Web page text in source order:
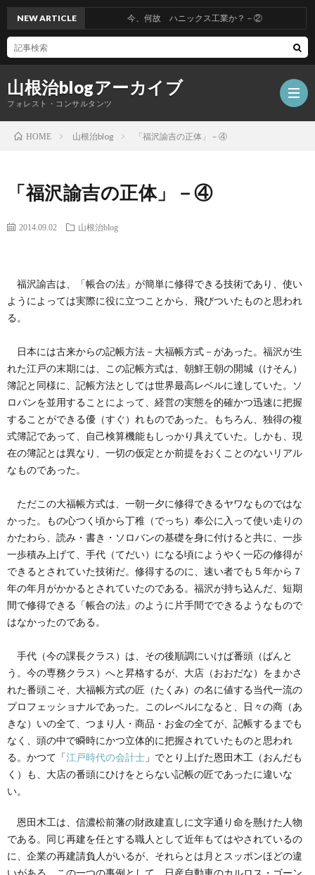
山根治blogアーカイブ
フォレスト・コンサルタンツ
を
人々
根
会
内
NEW ARTICLE 今、何故 ハニックス工業か？－②
HOME 山根治blog 「福沢諭吉の正体」－④
「福沢諭吉の正体」－④
2014.09.02 山根治blog
福沢諭吉は、「帳合の法」が簡単に修得できる技術であり、使い
ようによっては実際に役に立つことから、飛びついたものと思われ
る。
日本には古来からの記帳方法－大福帳方式－があった。福沢が生
れた江戸の末期には、この記帳方式は、朝鮮王朝の開城（けそん）
簿記と同様に、記帳方法としては世界最高レベルに達していた。ソ
ロバンを並用することによって、経営の実態を的確かつ迅速に把握
することができる優（すぐ）れものであった。もちろん、独得の複
式簿記であって、自己検算機能もしっかり具えていた。しかも、現
在の簿記とは異なり、一切の仮定とか前提をおくことのないリアル
なものであった。
ただこの大福帳方式は、一朝一夕に修得できるヤワなものではな
かった。もの心つく頃から丁稚（でっち）奉公に入って使い走りの
かたわら、読み・書き・ソロバンの基礎を身に付けると共に、一歩
一歩積み上げて、手代（てだい）になる頃にようやく一応の修得が
できるとされていた技術だ。修得するのに、速い者でも５年から７
年の年月がかかるとされていたのである。福沢が持ち込んだ、短期
間で修得できる「帳合の法」のように片手間でできるようなもので
はなかったのである。
手代（今の課長クラス）は、その後順調にいけば番頭（ばんと
う。今の専務クラス）へと昇格するが、大店（おおだな）をまかさ
れた番頭こそ、大福帳方式の匠（たくみ）の名に値する当代一流の
プロフェッショナルであった。このレベルになると、日々の商（あ
きな）いの全て、つまり人・商品・お金の全てが、記帳するまでも
なく、頭の中で瞬時にかつ立体的に把握されていたものと思われ
る。かつて「江戸時代の会計士 」でとり上げた恩田木工（おんだも
く）も、大店の番頭にひけをとらない記帳の匠であったに違いな
い。
恩田木工は、信濃松前藩の財政建直しに文字通り命を懸けた人物
である。同じ再建を任とする職人として近年もてはやされているの
に、企業の再建請負人がいるが、それらとは月とスッポンほどの違
いがある。この一つの事例として、日産自動車のカルロス・ゴーン